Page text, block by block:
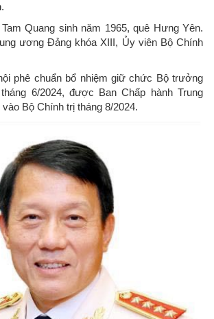
Quang sinh năm 1965, quê Hưng Yên.
ương Đảng khóa XIII, Ủy viên Bộ Chính
phê chuẩn bổ nhiệm giữ chức Bộ trưởng
6/2024, được Ban Chấp hành Trung
Bộ Chính trị tháng 8/2024.